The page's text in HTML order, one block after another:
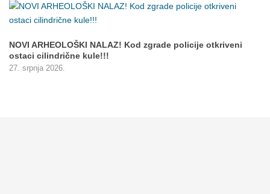
NOVI ARHEOLOŠKI NALAZ! Kod zgrade policije otkriveni
ostaci cilindrične kule!!!
27. srpnja 2026.